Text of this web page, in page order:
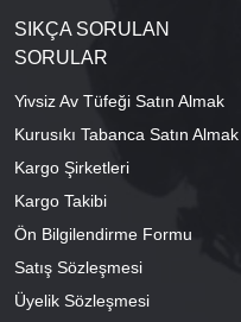
SIKÇA SORULAN
SORULAR
Yivsiz Av Tüfeği Satın Almak
Kurusıkı Tabanca Satın Almak
Kargo Şirketleri
Kargo Takibi
Ön Bilgilendirme Formu
Satış Sözleşmesi
Üyelik Sözleşmesi